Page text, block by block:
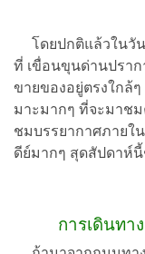
โดยปกติแล้วในวั
ที่ เขื่อนขุนด่านปรา
ขายของอยู่ตรงใกล้ๆ
มาะมากๆ ที่จะมาชม
ชมบรรยากาศภายใ
ดีย์มากๆ สุดสัปดาห์
การเดินทา